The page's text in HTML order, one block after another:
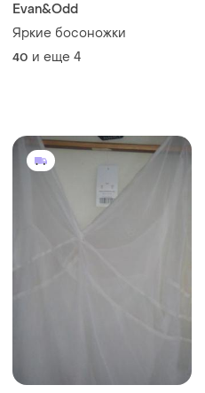
Evan&Odd
Яркие босоножки
40 и еще 4